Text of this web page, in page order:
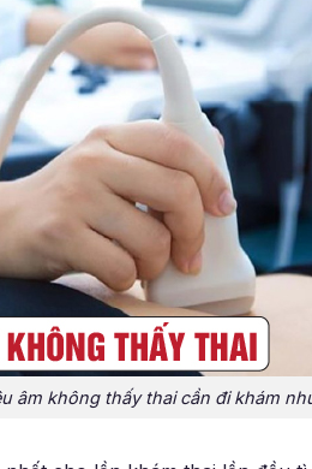
âm không thấy thai cần đi khám